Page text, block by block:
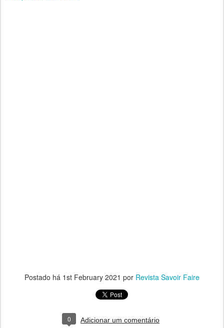
Postado há 1st February 2021 por Revista Savoir Faire
0 Adicionar um comentário